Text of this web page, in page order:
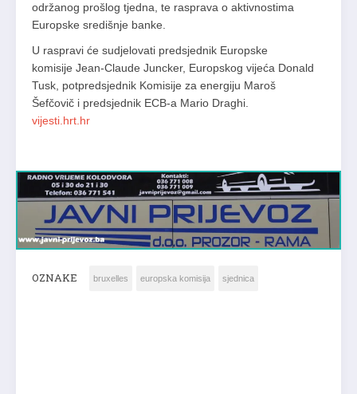
održanog prošlog tjedna, te rasprava o aktivnostima
Europske središnje banke.
U raspravi će sudjelovati predsjednik Europske
komisije Jean-Claude Juncker, Europskog vijeća Donald
Tusk, potpredsjednik Komisije za energiju Maroš
Šefčovič i predsjednik ECB-a Mario Draghi.
vijesti.hrt.hr
OZNAKE bruxelles europska komisija sjednica